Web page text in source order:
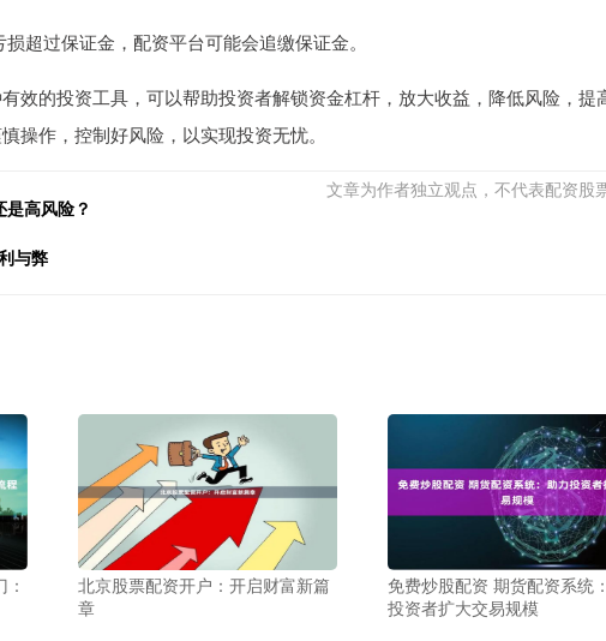
超过保证金，配资平台可能会追缴保证金。
效的投资工具，可以帮助投资者解锁资金杠杆，放大收益，降低风险，提
操作，控制好风险，以实现投资无忧。
文章为作者独立观点，不代表配资股
高风险？
与弊
北京股票配资开户：开启财富新篇
章
免费炒股配资 期货配资系统
投资者扩大交易规模